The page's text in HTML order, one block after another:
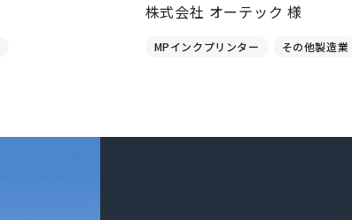
株式会社 オーテック 様
MPインクプリンター その他製造業